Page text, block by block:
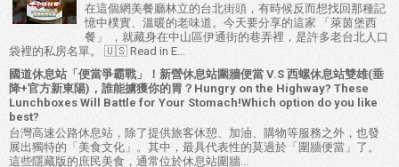
在這個網美餐廳林立的台北街頭，有時候反而想找回那種記
憶中樸實、溫暖的老味道。今天要分享的這家 「萊茵堡西
餐」 ，就藏身在中山區伊通街的巷弄裡，是許多老台北人口
袋裡的私房名單。 🇺🇸 Read in E...
國道休息站「便當爭霸戰」！新營休息站圍牆便當 V.S 西螺休息站雙雄(垂
降+官方新東陽)，誰能擄獲你的胃？Hungry on the Highway? These
Lunchboxes Will Battle for Your Stomach!Which option do you like
best?
台灣高速公路休息站，除了提供旅客休憩、加油、購物等服務之外，也發
展出獨特的「美食文化」。其中，最具代表性的莫過於「圍牆便當」了。
這些隱藏版的庶民美食，通常位於休息站圍牆...